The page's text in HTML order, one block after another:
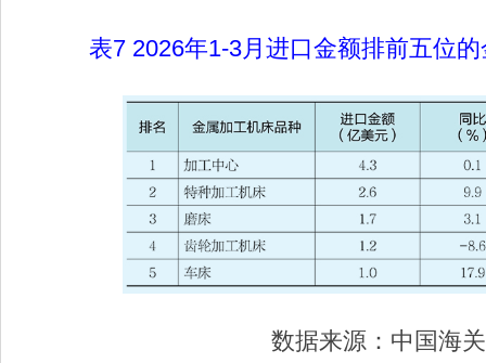
表7 2026年1-3月进口金额排前五位
数据来源：中国海关